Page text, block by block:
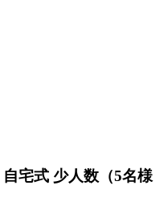
自宅式 少人数（5名様